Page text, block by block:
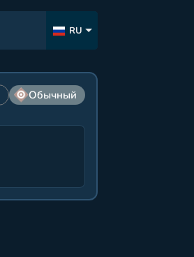
RU
Обычный